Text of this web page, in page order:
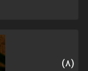
(8)